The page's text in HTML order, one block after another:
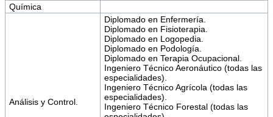
Química
Análisis y Control.
Diplomado en Enfermería.
Diplomado en Fisioterapia.
Diplomado en Logopedia.
Diplomado en Podología.
Diplomado en Terapia Ocupacional.
Ingeniero Técnico Aeronáutico (todas las
especialidades).
Ingeniero Técnico Agrícola (todas las
especialidades).
Ingeniero Técnico Forestal (todas las